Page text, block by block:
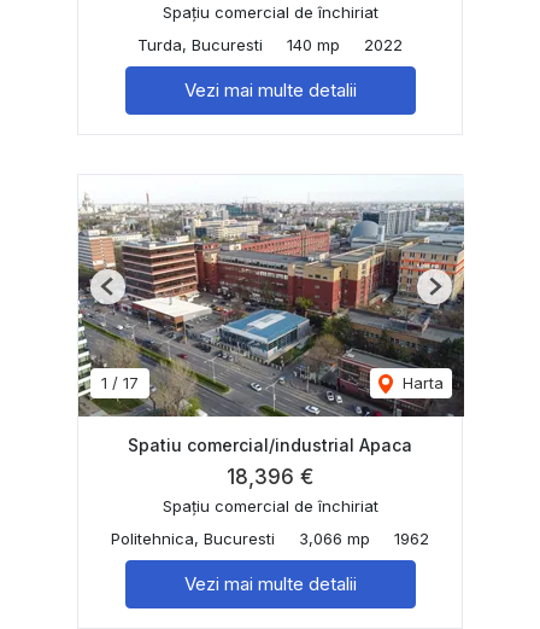
Spațiu comercial de închiriat
Turda, Bucuresti
140 mp 2022
Vezi mai multe detalii
1 / 17 Harta
Previous Next
Spatiu comercial/industrial Apaca
18,396 €
Spațiu comercial de închiriat
Politehnica, Bucuresti
3,066 mp 1962
Vezi mai multe detalii